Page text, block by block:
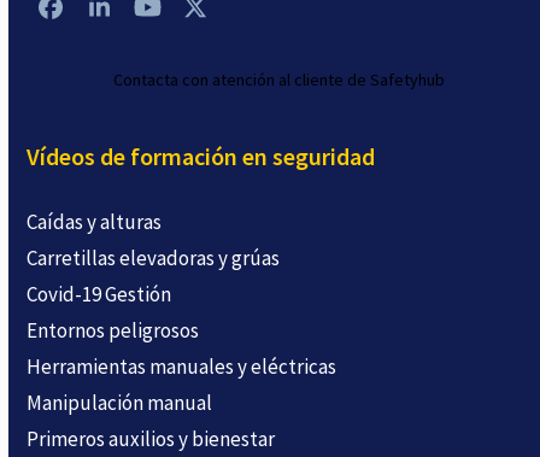
Facebook
LinkedIn
YouTubeTwitter
Contacta con atención al cliente de Safetyhub
Vídeos de formación en seguridad
Caídas y alturas
Carretillas elevadoras y grúas
Covid-19 Gestión
Entornos peligrosos
Herramientas manuales y eléctricas
Manipulación manual
Primeros auxilios y bienestar